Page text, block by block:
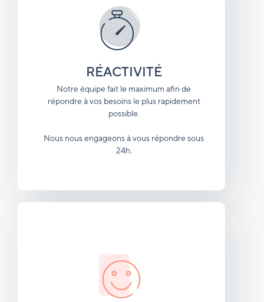
RÉACTIVITÉ
Notre équipe fait le maximum afin de
répondre à vos besoins le plus rapidement
possible.
Nous nous engageons à vous répondre sous
24h.